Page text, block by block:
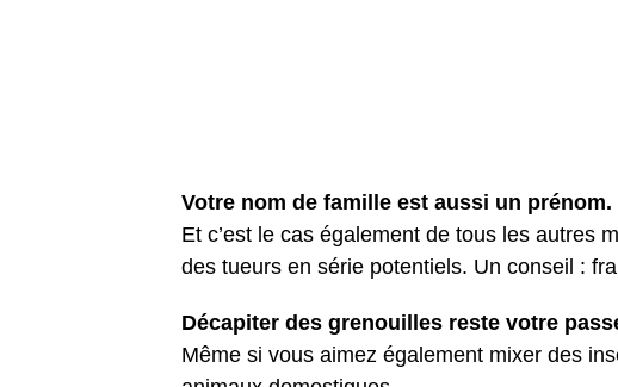
Votre nom de famille est aussi un prénom.
Et c’est le cas également de tous les autres
des tueurs en série potentiels. Un conseil :
Décapiter des grenouilles reste votre
Même si vous aimez également mixer des